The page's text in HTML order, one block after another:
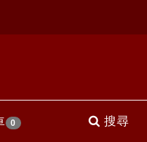
0 搜尋